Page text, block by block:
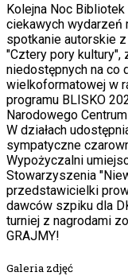
Kolejna Noc Bibliotek
ciekawych wydarzeń
spotkanie autorskie
"Cztery pory
niedostępnych na co
wielkoformatowej w
programu BLISKO
Narodowego
W działach
sympatyczne
Wypożyczalni
Stowarzyszenia
przedstawicielki
dawców szpiku dla
turniej z nagrodami
GRAJMY!
Galeria zdjęć